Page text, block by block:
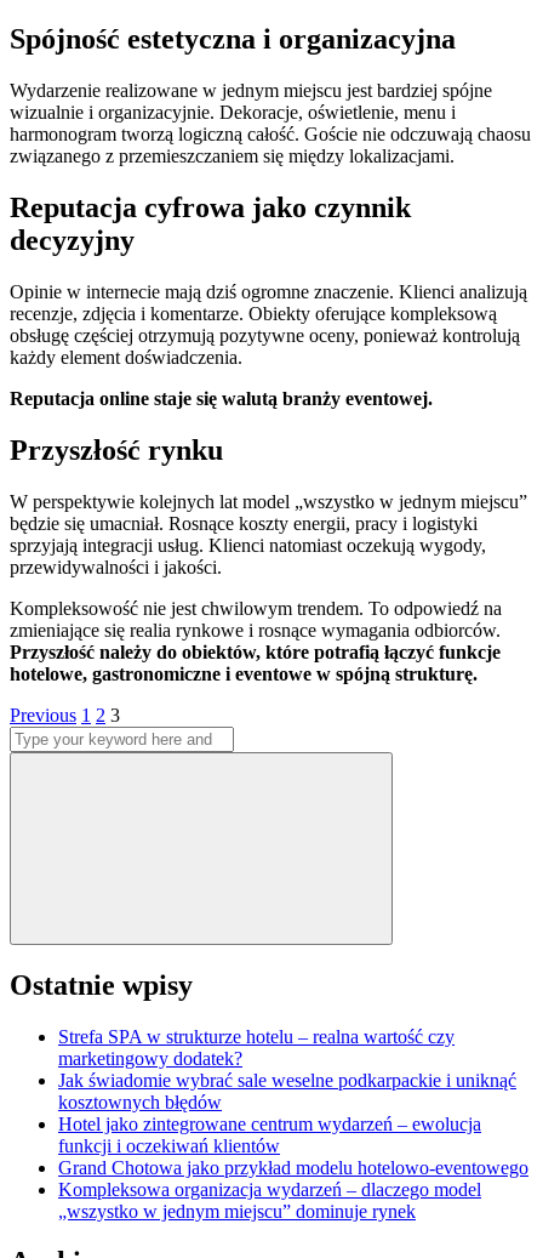
Spójność estetyczna i organizacyjna
Wydarzenie realizowane w jednym miejscu jest bardziej spójne
wizualnie i organizacyjnie. Dekoracje, oświetlenie, menu i
harmonogram tworzą logiczną całość. Goście nie odczuwają chaosu
związanego z przemieszczaniem się między lokalizacjami.
Reputacja cyfrowa jako czynnik
decyzyjny
Opinie w internecie mają dziś ogromne znaczenie. Klienci analizują
recenzje, zdjęcia i komentarze. Obiekty oferujące kompleksową
obsługę częściej otrzymują pozytywne oceny, ponieważ kontrolują
każdy element doświadczenia.
Reputacja online staje się walutą branży eventowej.
Przyszłość rynku
W perspektywie kolejnych lat model „wszystko w jednym miejscu”
będzie się umacniał. Rosnące koszty energii, pracy i logistyki
sprzyjają integracji usług. Klienci natomiast oczekują wygody,
przewidywalności i jakości.
Kompleksowość nie jest chwilowym trendem. To odpowiedź na
zmieniające się realia rynkowe i rosnące wymagania odbiorców.
Przyszłość należy do obiektów, które potrafią łączyć funkcje
hotelowe, gastronomiczne i eventowe w spójną strukturę.
Stronicowanie
wpisów
Previous Page
1 Page
2 Page
3
Search
for:
Ostatnie wpisy
Strefa SPA w strukturze hotelu – realna wartość czy
marketingowy dodatek?
Jak świadomie wybrać sale weselne podkarpackie i uniknąć
kosztownych błędów
Hotel jako zintegrowane centrum wydarzeń – ewolucja
funkcji i oczekiwań klientów
Grand Chotowa jako przykład modelu hotelowo-eventowego
Kompleksowa organizacja wydarzeń – dlaczego model
„wszystko w jednym miejscu” dominuje rynek